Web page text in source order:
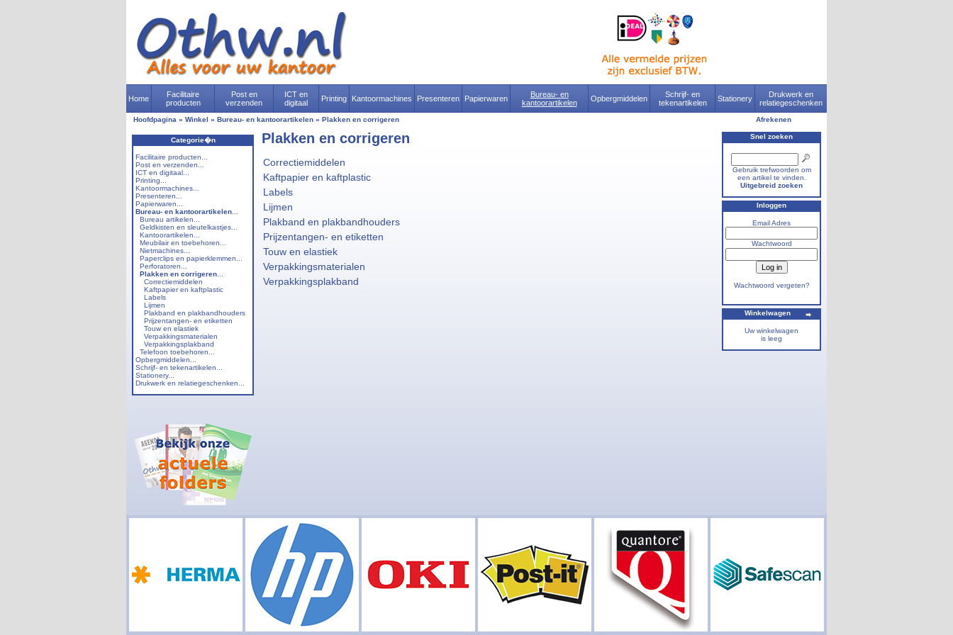
Home
Facilitaire
producten
Post en
verzenden
ICT en
digitaal
Printing Kantoormachines Presenteren Papierwaren
Bureau- en
kantoorartikelen
Opbergmiddelen
Schrijf- en
tekenartikelen
Stationery
Drukwerk en
relatiegeschenken
Hoofdpagina » Winkel » Bureau- en kantoorartikelen » Plakken en corrigeren Afrekenen
Categorie�n
Facilitaire producten...
Post en verzenden...
ICT en digitaal...
Printing...
Kantoormachines...
Presenteren...
Papierwaren...
Bureau- en kantoorartikelen
Bureau artikelen...
Geldkisten en sleutelkastjes...
Kantoorartikelen...
Meubilair en toebehoren...
Nietmachines...
Paperclips en papierklemmen...
Perforatoren...
Plakken en corrigeren
Correctiemiddelen
Kaftpapier en kaftplastic
Labels
Lijmen
Plakband en plakbandhouders
Prijzentangen- en etiketten
Touw en elastiek
Verpakkingsmaterialen
Verpakkingsplakband
Telefoon toebehoren...
Opbergmiddelen...
Schrijf- en tekenartikelen...
Stationery...
Drukwerk en relatiegeschenken...
Plakken en corrigeren
Correctiemiddelen
Kaftpapier en kaftplastic
Labels
Lijmen
Plakband en plakbandhouders
Prijzentangen- en etiketten
Touw en elastiek
Verpakkingsmaterialen
Verpakkingsplakband
Snel zoeken
Gebruik trefwoorden om
een artikel te vinden.
Uitgebreid zoeken
Inloggen
Email Adres
Wachtwoord
Wachtwoord vergeten?
Winkelwagen
Uw winkelwagen
is leeg